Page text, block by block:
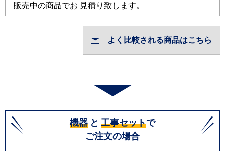
販売中の商品でお 見積り致します。
よく比較される商品はこちら
機器 と 工事セットで
ご注文の場合